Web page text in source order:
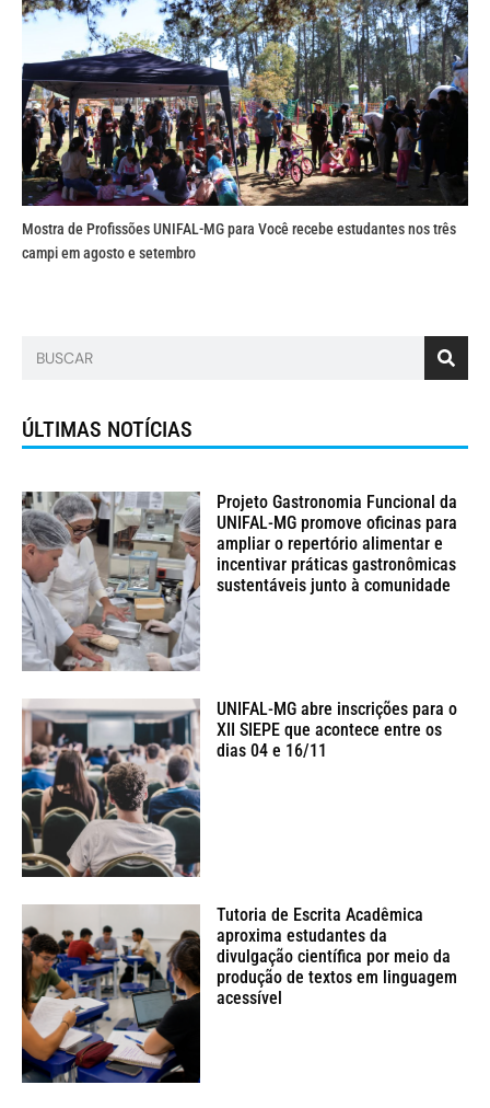
Mostra de Profissões UNIFAL-MG para Você recebe estudantes nos três
campi em agosto e setembro
ÚLTIMAS NOTÍCIAS
Projeto Gastronomia Funcional da
UNIFAL-MG promove oficinas para
ampliar o repertório alimentar e
incentivar práticas gastronômicas
sustentáveis junto à comunidade
UNIFAL-MG abre inscrições para o
XII SIEPE que acontece entre os
dias 04 e 16/11
Tutoria de Escrita Acadêmica
aproxima estudantes da
divulgação científica por meio da
produção de textos em linguagem
acessível